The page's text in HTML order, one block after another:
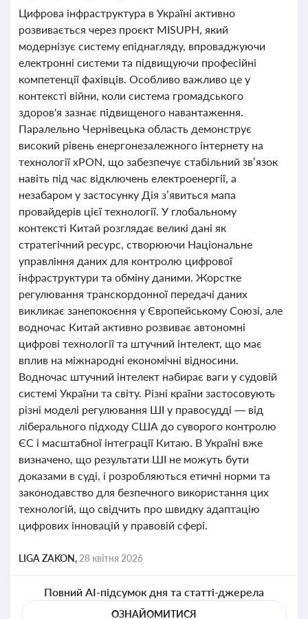
Цифрова інфраструктура в Україні активно
розвивається через проєкт MISUPH, який
модернізує систему епіднагляду, впроваджуючи
електронні системи та підвищуючи професійні
компетенції фахівців. Особливо важливо це у
контексті війни, коли система громадського
здоров'я зазнає підвищеного навантаження.
Паралельно Чернівецька область демонструє
високий рівень енергонезалежного інтернету на
технології xPON, що забезпечує стабільний зв’язок
навіть під час відключень електроенергії, а
незабаром у застосунку Дія з’явиться мапа
провайдерів цієї технології. У глобальному
контексті Китай розглядає великі дані як
стратегічний ресурс, створюючи Національне
управління даних для контролю цифрової
інфраструктури та обміну даними. Жорстке
регулювання транскордонної передачі даних
викликає занепокоєння у Європейському Союзі, але
водночас Китай активно розвиває автономні
цифрові технології та штучний інтелект, що має
вплив на міжнародні економічні відносини.
Водночас штучний інтелект набирає ваги у судовій
системі України та світу. Різні країни застосовують
різні моделі регулювання ШІ у правосудді — від
ліберального підходу США до суворого контролю
ЄС і масштабної інтеграції Китаю. В Україні вже
визначено, що результати ШІ не можуть бути
доказами в суді, і розробляються етичні норми та
законодавство для безпечного використання цих
технологій, що свідчить про швидку адаптацію
цифрових інновацій у правовій сфері.
LIGA ZAKON, 28 квітня 2026
Повний AI-підсумок дня та статті-джерела
ОЗНАЙОМИТИСЯ